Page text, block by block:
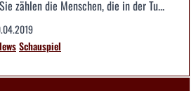
zählen die Menschen, die in der Tu...
Schauspiel